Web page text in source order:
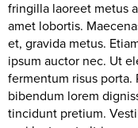
fringilla laoreet metus
amet lobortis.
et, gravida metus.
ipsum auctor nec. Ut
fermentum risus porta.
bibendum lorem
tincidunt pretium.